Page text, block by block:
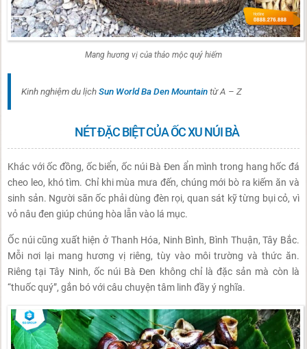
Mang hương vị của thảo mộc quý hiếm
Kinh nghiệm du lịchSun World Ba Den Mountaintừ A – Z
NÉT ĐẶC BIỆT CỦA ỐC XU NÚI BÀ
Khác với ốc đồng, ốc biển, ốc núi Bà Đen ẩn mình trong hang hốc đá
cheo leo, khó tìm. Chỉ khi mùa mưa đến, chúng mới bò ra kiếm ăn và
sinh sản. Người săn ốc phải dùng đèn rọi, quan sát kỹ từng bụi cỏ, vì
vỏ nâu đen giúp chúng hòa lẫn vào lá mục.
Ốc núi cũng xuất hiện ở Thanh Hóa, Ninh Bình, Bình Thuận, Tây Bắc.
Mỗi nơi lại mang hương vị riêng, tùy vào môi trường và thức ăn.
Riêng tại Tây Ninh, ốc núi Bà Đen không chỉ là đặc sản mà còn là
“thuốc quý”, gắn bó với câu chuyện tâm linh đầy ý nghĩa.